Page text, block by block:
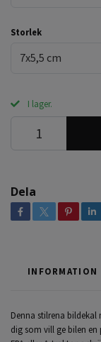
Storlek
7x5,5 cm
I lager.
Dela
INFORMATION
Denna stilrena
dig som vill ge bilen